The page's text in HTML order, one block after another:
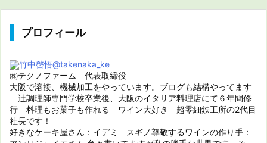
プロフィール
竹中啓悟@takenaka_ke
㈱テクノファーム 代表取締役
大阪で溶接、機械加工をやっています。ブログも結構やってます
辻調理師専門学校卒業後、大阪のイタリア料理店にて６年間修
行 料理もお菓子も作れる ワイン大好き 超零細鉄工所の2代目
社長です！
好きなケーキ屋さん：イデミ スギノ尊敬するワインの作り手：